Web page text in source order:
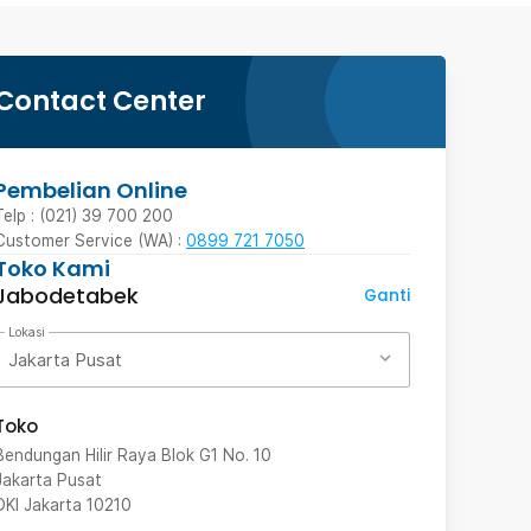
Center
Online
: (021) 39 700 200
Service (WA) : 0899 721 7050
Kami
Ganti
Lokasi
Jakarta Pusat
Hilir Raya Blok G1 No. 10
Pusat
Jakarta 10210